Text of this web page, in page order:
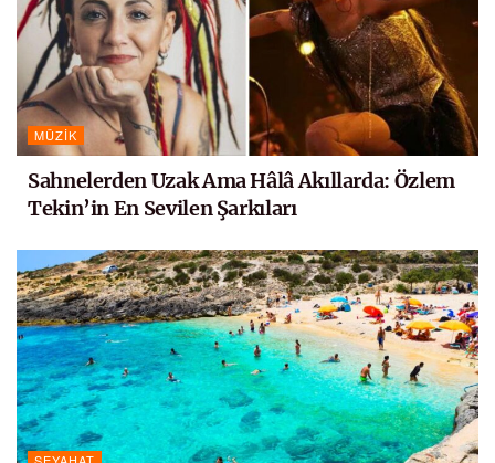
MÜZIK
Sahnelerden Uzak Ama Hâlâ Akıllarda: Özlem
Tekin’in En Sevilen Şarkıları
SEYAHAT